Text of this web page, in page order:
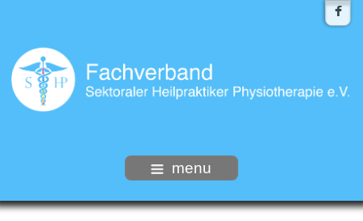
menu